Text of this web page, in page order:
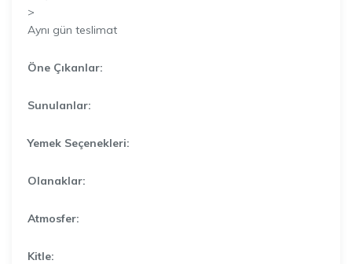
>
Aynı gün teslimat
Öne Çıkanlar:
Sunulanlar:
Yemek Seçenekleri:
Olanaklar:
Atmosfer:
Kitle: